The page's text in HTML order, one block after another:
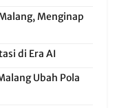
Menginap
di Era AI
Ubah Pola